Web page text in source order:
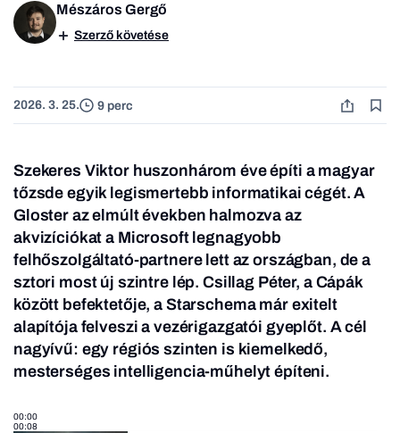
Mészáros Gergő
Szerző követése
2026. 3. 25. 9 perc
Szekeres Viktor huszonhárom éve építi a magyar
tőzsde egyik legismertebb informatikai cégét. A
Gloster az elmúlt években halmozva az
akvizíciókat a Microsoft legnagyobb
felhőszolgáltató-partnere lett az országban, de a
sztori most új szintre lép. Csillag Péter, a Cápák
között befektetője, a Starschema már exitelt
alapítója felveszi a vezérigazgatói gyeplőt. A cél
nagyívű: egy régiós szinten is kiemelkedő,
mesterséges intelligencia-műhelyt építeni.
00:00
00:08